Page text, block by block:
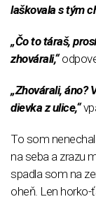
laškovala s tým
„Čo to táraš,
zhovárali,“
„Zhovárali, áno?
dievka z ulice,“
To som
na seba a zrazu
spadla som na
oheň. Len